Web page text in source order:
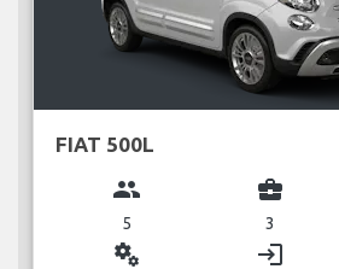
FIAT 500L
group
5
business_center
3
miscellaneous_services login